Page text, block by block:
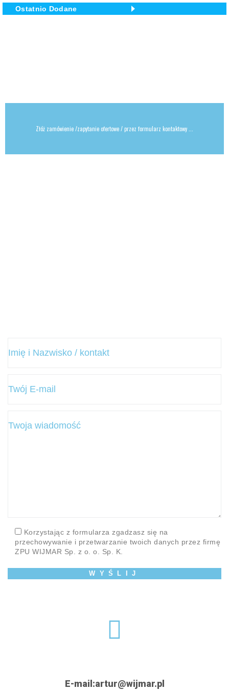
Ostatnio Dodane
Złóż zamówienie /zapytanie ofertowe / przez formularz kontaktowy ...
Korzystając z formularza zgadzasz się na
przechowywanie i przetwarzanie twoich danych przez firmę
ZPU WIJMAR Sp. z o. o. Sp. K.
E-mail:artur@wijmar.pl